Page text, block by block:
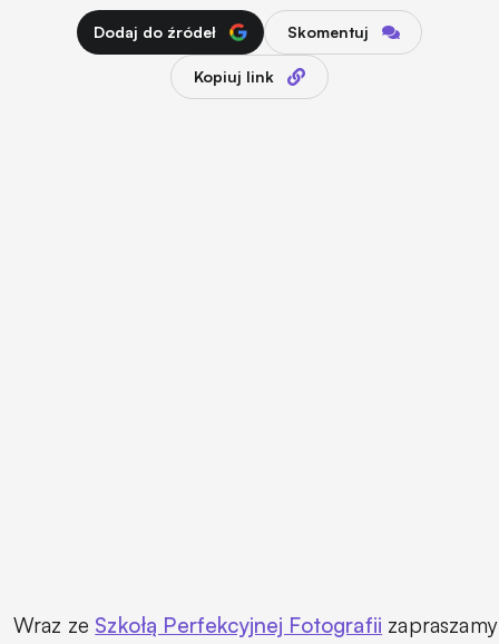
Dodaj do źródeł Skomentuj
Kopiuj link
Wraz ze Szkołą Perfekcyjnej Fotografii